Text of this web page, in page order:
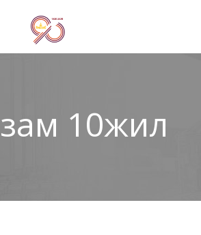
зам 10жил